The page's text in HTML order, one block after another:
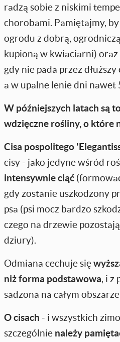
radzą sobie z niskimi
chorobami. Pamiętajmy,
ogrodu z dobrą,
kupioną w kwiaciarni)
gdy nie pada przez
a w upalne lenie dni nawet
W późniejszych latach są
wdzięczne rośliny, o które
Cisa pospolitego
cisy - jako jedyne wśród
intensywnie ciąć
gdy zostanie uszkodzony
psa (psi mocz bardzo
czego na drzewie
dziury).
Odmiana cechuje się
niż forma podstawowa, i z
sadzona na całym
O cisach - i wszystkich
szczególnie należy